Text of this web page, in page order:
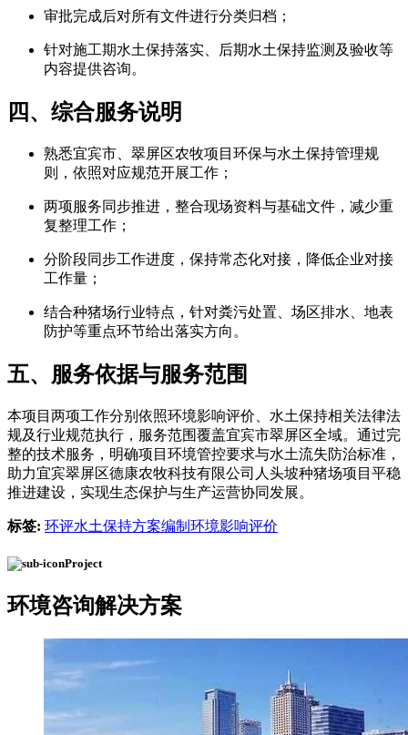
审批完成后对所有文件进行分类归档；
针对施工期水土保持落实、后期水土保持监测及验收等
内容提供咨询。
四、综合服务说明
熟悉宜宾市、翠屏区农牧项目环保与水土保持管理规
则，依照对应规范开展工作；
两项服务同步推进，整合现场资料与基础文件，减少重
复整理工作；
分阶段同步工作进度，保持常态化对接，降低企业对接
工作量；
结合种猪场行业特点，针对粪污处置、场区排水、地表
防护等重点环节给出落实方向。
五、服务依据与服务范围
本项目两项工作分别依照环境影响评价、水土保持相关法律法
规及行业规范执行，服务范围覆盖宜宾市翠屏区全域。通过完
整的技术服务，明确项目环境管控要求与水土流失防治标准，
助力宜宾翠屏区德康农牧科技有限公司人头坡种猪场项目平稳
推进建设，实现生态保护与生产运营协同发展。
标签: 环评水土保持方案编制 环境影响评价
Project
环境咨询解决方案